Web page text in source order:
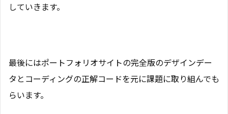
していきます。
最後にはポートフォリオサイトの完全版のデザインデー
タとコーディングの正解コードを元に課題に取り組んでも
らいます。